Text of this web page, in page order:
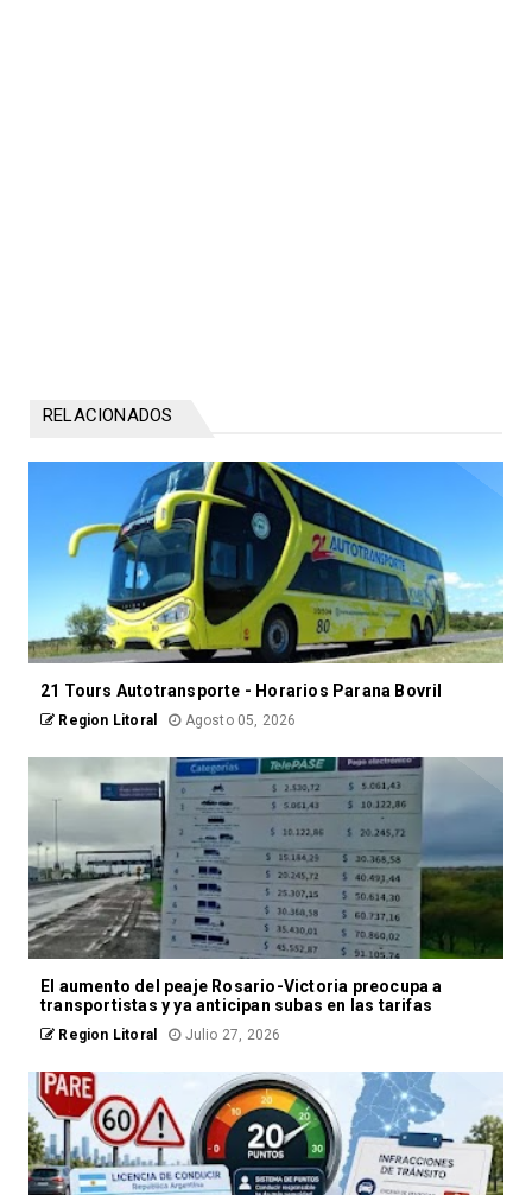
RELACIONADOS
21 Tours Autotransporte - Horarios Parana Bovril
Region Litoral Agosto 05, 2026
El aumento del peaje Rosario-Victoria preocupa a
transportistas y ya anticipan subas en las tarifas
Region Litoral Julio 27, 2026